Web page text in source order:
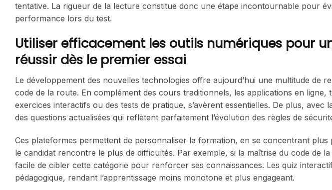
tentative. La rigueur de la lecture constitue donc une étape incontournable pour
performance lors du test.
Utiliser efficacement les outils numériques pour
réussir dès le premier essai
Le développement des nouvelles technologies offre aujourd’hui une multitude de
code de la route. En complément des cours traditionnels, les applications en ligne,
exercices interactifs ou des tests de pratique, s’avèrent essentielles. De plus,
des questions actualisées qui reflètent parfaitement l’évolution des règles de
Ces plateformes permettent de personnaliser la formation, en se concentrant
le candidat rencontre le plus de difficultés. Par exemple, si la maîtrise du code de
facile de cibler cette catégorie pour renforcer ses connaissances. Les quiz
pédagogique, rendant l’apprentissage moins monotone et plus engageant.